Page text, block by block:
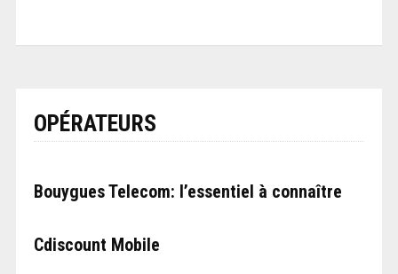
OPÉRATEURS
Bouygues Telecom: l’essentiel à connaître
Cdiscount Mobile